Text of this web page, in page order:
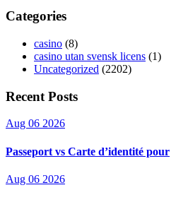
Categories
casino (8)
casino utan svensk licens (1)
Uncategorized (2202)
Recent Posts
Aug 06 2026
Passeport vs Carte d’identité pour
Aug 06 2026